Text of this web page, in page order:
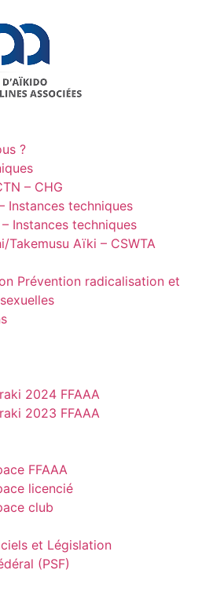
?
– CHG
Instances techniques
Instances techniques
Takemusu Aïki – CSWTA
Prévention radicalisation et
2024 FFAAA
2023 FFAAA
FFAAA
licencié
club
et Législation
(PSF)